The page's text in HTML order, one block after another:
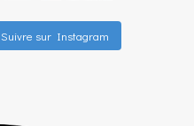
Suivre sur Instagram